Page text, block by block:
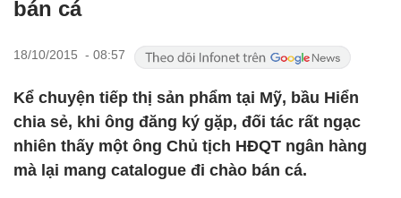
bán cá
18/10/2015 - 08:57
Kể chuyện tiếp thị sản phẩm tại Mỹ, bầu Hiển
chia sẻ, khi ông đăng ký gặp, đối tác rất ngạc
nhiên thấy một ông Chủ tịch HĐQT ngân hàng
mà lại mang catalogue đi chào bán cá.